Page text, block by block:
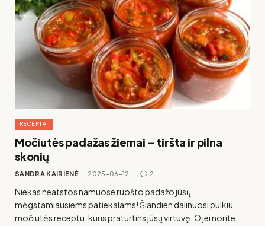
RECEPTAI
Močiutės padažas žiemai – tiršta ir pilna
skonių
SANDRA KAIRIENĖ 2025-06-12 2
Niekas neatstos namuose ruošto padažo jūsų
mėgstamiausiems patiekalams! Šiandien dalinuosi puikiu
močiutės receptu, kuris praturtins jūsų virtuvę. O jei norite…